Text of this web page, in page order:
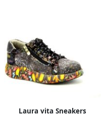
Laura vita Sneakers